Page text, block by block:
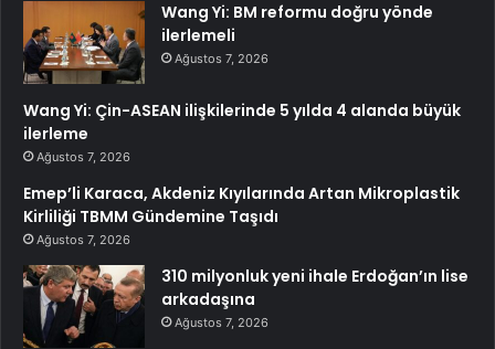
Wang Yi: BM reformu doğru yönde
ilerlemeli
Ağustos 7, 2026
Wang Yi: Çin-ASEAN ilişkilerinde 5 yılda 4 alanda büyük
ilerleme
Ağustos 7, 2026
Emep’li Karaca, Akdeniz Kıyılarında Artan Mikroplastik
Kirliliği TBMM Gündemine Taşıdı
Ağustos 7, 2026
310 milyonluk yeni ihale Erdoğan’ın lise
arkadaşına
Ağustos 7, 2026